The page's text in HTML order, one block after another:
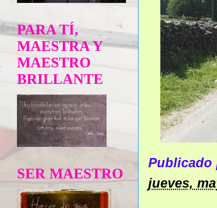
jueves,
PARA TÍ,
MAESTRA Y
MAESTRO
BRILLANTE
SER MAESTRO